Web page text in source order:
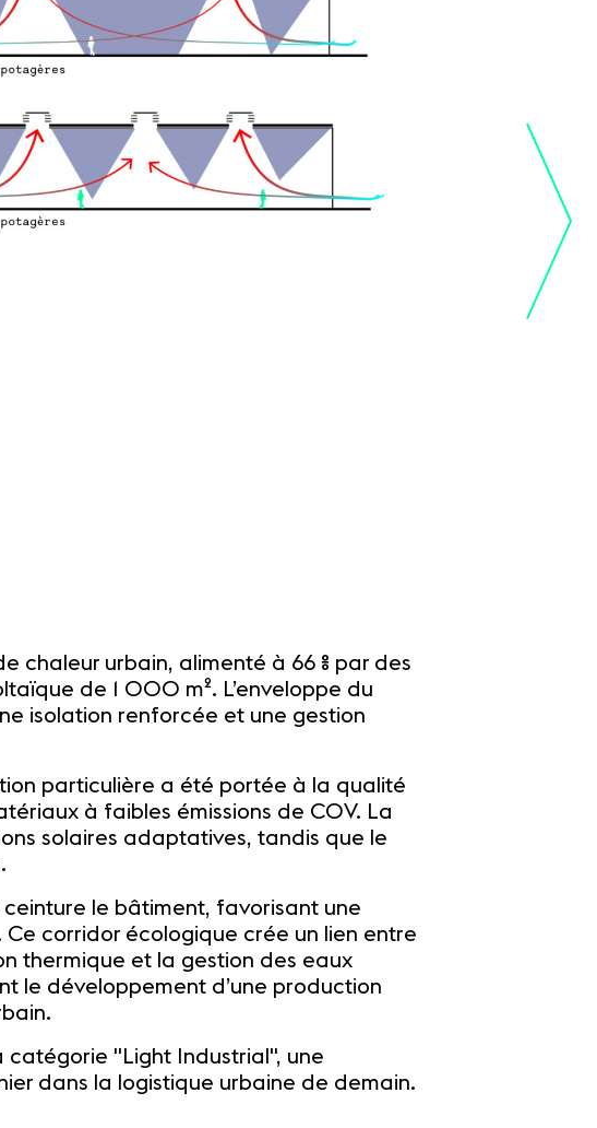
chaleur urbain, alimenté à 66 % par des
de 1 000 m². L’enveloppe du
isolation renforcée et une gestion
particulière a été portée à la qualité
à faibles émissions de COV. La
solaires adaptatives, tandis que le
le bâtiment, favorisant une
corridor écologique crée un lien entre
thermique et la gestion des eaux
le développement d’une production
catégorie "Light Industrial", une
dans la logistique urbaine de demain.